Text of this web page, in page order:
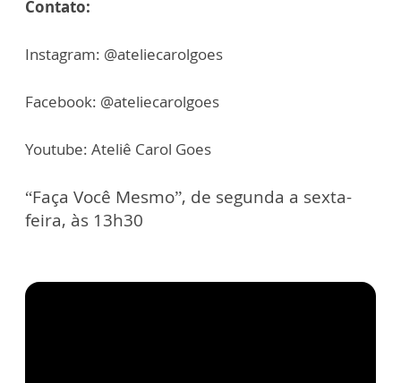
Contato:
Instagram: @ateliecarolgoes
Facebook: @ateliecarolgoes
Youtube: Ateliê Carol Goes
“Faça Você Mesmo”, de segunda a sexta-
feira, às 13h30